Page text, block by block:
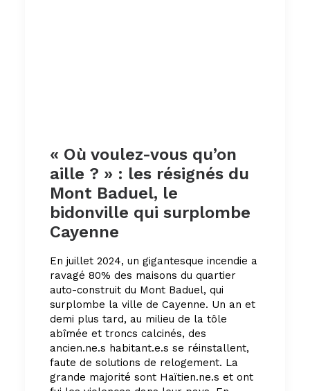
« Où voulez-vous qu’on
aille ? » : les résignés du
Mont Baduel, le
bidonville qui surplombe
Cayenne
En juillet 2024, un gigantesque incendie a
ravagé 80% des maisons du quartier
auto-construit du Mont Baduel, qui
surplombe la ville de Cayenne. Un an et
demi plus tard, au milieu de la tôle
abîmée et troncs calcinés, des
ancien.ne.s habitant.e.s se réinstallent,
faute de solutions de relogement. La
grande majorité sont Haïtien.ne.s et ont